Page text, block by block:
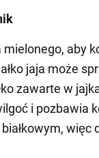
aby
jaja może
zawarte w
i pozbawia
więc